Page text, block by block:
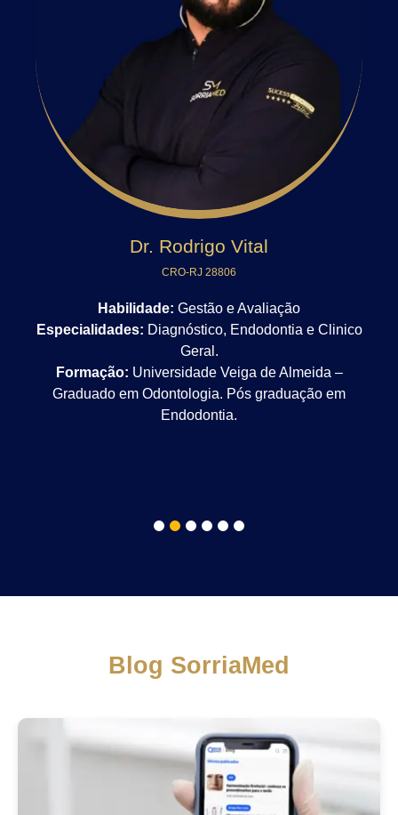
Dr. Rodrigo Vital
CRO-RJ 28806
Habilidade: Gestão e Avaliação
Especialidades: Diagnóstico, Endodontia e Clinico
Geral.
Formação: Universidade Veiga de Almeida –
Graduado em Odontologia. Pós graduação em
Endodontia.
4 5 6
Blog SorriaMed